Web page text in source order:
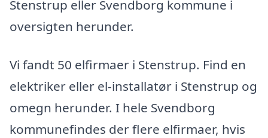
Stenstrup eller Svendborg kommune i
oversigten herunder.
Vi fandt 50 elfirmaer i Stenstrup. Find en
elektriker eller el-installatør i Stenstrup og
omegn herunder. I hele Svendborg
kommunefindes der flere elfirmaer, hvis